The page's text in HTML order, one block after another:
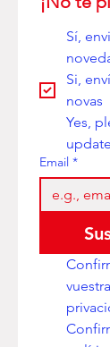
Sí,
Si,
novas
Yes,
Email *